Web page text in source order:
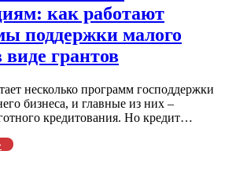
как работают
поддержки малого
виде грантов
несколько программ господдержки
бизнеса, и главные из них –
кредитования. Но кредит…